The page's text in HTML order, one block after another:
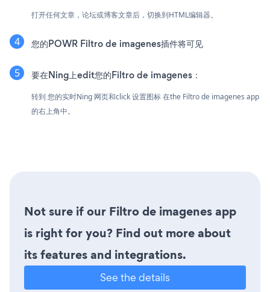
打开任何文章，论坛或博客文章后，切换到HTML编辑器。
您的POWR Filtro de imagenes插件将可见
要在Ning上edit您的Filtro de imagenes：
转到 您的实时Ning 网页和click 设置图标在the Filtro de imagenes app
的右上角中。
Not sure if our Filtro de imagenes app
is right for you? Find out more about
its features and integrations.
See the details